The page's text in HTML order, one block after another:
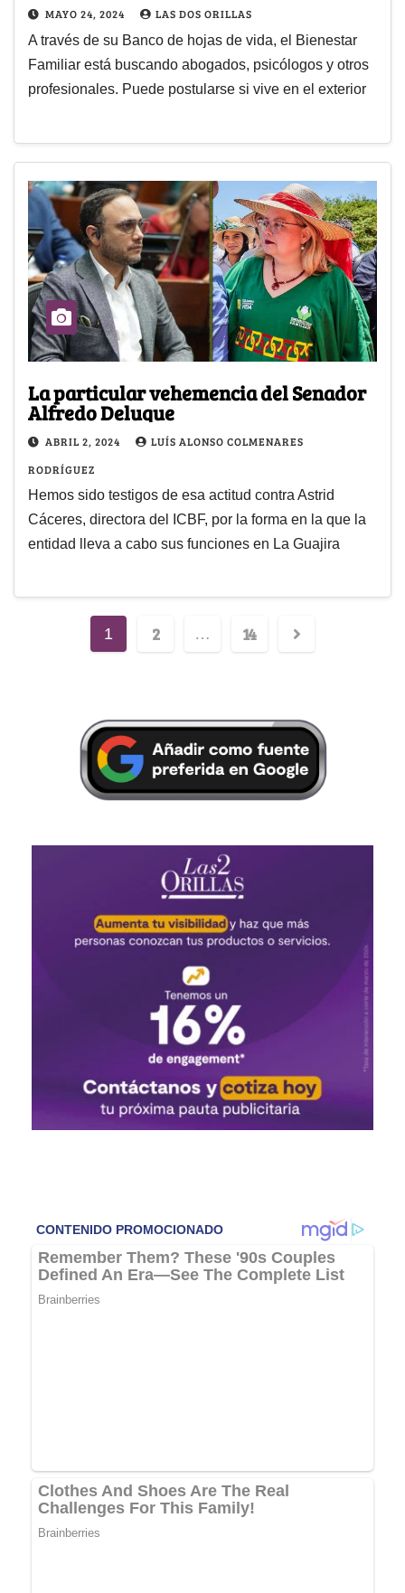
MAYO 24, 2024 LAS DOS ORILLAS
A través de su Banco de hojas de vida, el Bienestar
Familiar está buscando abogados, psicólogos y otros
profesionales. Puede postularse si vive en el exterior
La particular vehemencia del Senador
Alfredo Deluque
ABRIL 2, 2024
LUÍS ALONSO COLMENARES
RODRÍGUEZ
Hemos sido testigos de esa actitud contra Astrid
Cáceres, directora del ICBF, por la forma en la que la
entidad lleva a cabo sus funciones en La Guajira
1 2 … 14